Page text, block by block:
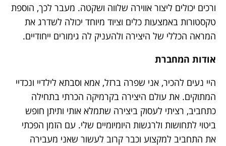
ורכים יכולים ליצור אווירה שלווה ושקטה. מעבר לכך, הוספת
טקסטורות באמצעות כלים וציוד מיוחד יכולה לשדרג את
המראה הכללי של היצירה ולהעניק לה גימורים ייחודיים.
אודות המחברת
היי נעים להכיר, אני שפרה ברזל, אמא וסבתא לילדיי ונכדיי
המתוקים. את עולם היצירה בקרמיקה הכרתי בתחילה
כתחביב, רציתי לעסוק ביצירה שתמלא אותי ותיתן חופש
ביטוי לתחושות ולרגשות היומיומיים שלי. עם הזמן הפכתי
את התחביב למקצוע וכבר קרוב לעשור שאני מעבירה